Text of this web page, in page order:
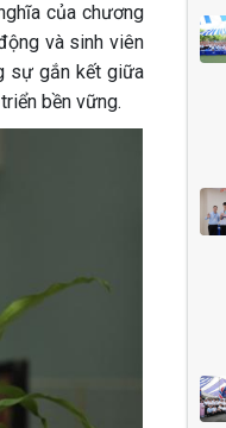
của chương
và sinh viên
sự gắn kết giữa
bền vững.